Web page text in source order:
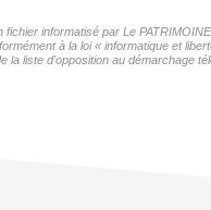
informatisé par Le
à la loi « informatique et
liste d'opposition au démarchage